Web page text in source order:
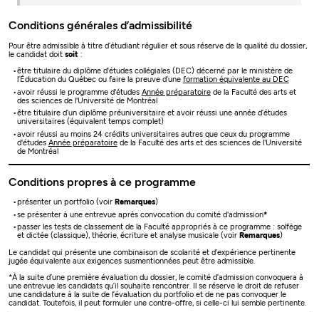
Conditions générales d’admissibilité
Pour être admissible à titre d’étudiant régulier et sous réserve de la qualité du dossier,
le candidat doitsoit :
être titulaire du diplôme d’études collégiales (DEC) décerné par le ministère de
l’Éducation du Québec ou faire la preuve d’une formation équivalente au DEC
avoir réussi le programme d'études Année préparatoirede la Faculté des arts et
des sciences de l'Université de Montréal
être titulaire d’un diplôme préuniversitaire et avoir réussi une année d’études
universitaires (équivalent temps complet)
avoir réussi au moins 24 crédits universitaires autres que ceux du programme
d'études Année préparatoirede la Faculté des arts et des sciences de l'Université
de Montréal
Conditions propres à ce programme
présenter un portfolio (voir Remarques)
se présenter à une entrevue après convocation du comité d'admission*
passer les tests de classement de la Faculté appropriés à ce programme : solfège
et dictée (classique), théorie, écriture et analyse musicale (voir Remarques)
Le candidat qui présente une combinaison de scolarité et d'expérience pertinente
jugée équivalente aux exigences susmentionnées peut être admissible.
*À la suite d’une première évaluation du dossier, le comité d’admission convoquera à
une entrevue les candidats qu’il souhaite rencontrer. Il se réserve le droit de refuser
une candidature à la suite de l’évaluation du portfolio et de ne pas convoquer le
candidat. Toutefois, il peut formuler une contre-offre, si celle-ci lui semble pertinente.